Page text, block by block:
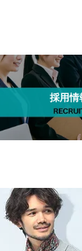
採用情